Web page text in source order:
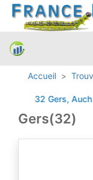
Accueil
32 Gers, Auch
Gers(32)